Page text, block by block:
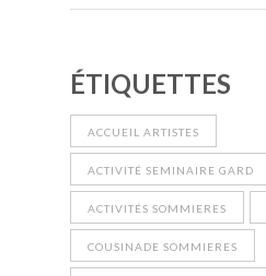
ÉTIQUETTES
ACCUEIL ARTISTES
ACTIVITÉ SEMINAIRE GARD
ACTIVITÉS SOMMIERES
COUSINADE SOMMIERES